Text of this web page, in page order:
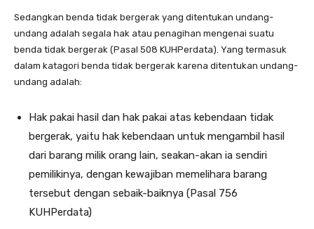
Sedangkan benda tidak bergerak yang ditentukan undang-
undang adalah segala hak atau penagihan mengenai suatu
benda tidak bergerak (Pasal 508 KUHPerdata). Yang termasuk
dalam katagori benda tidak bergerak karena ditentukan undang-
undang adalah:
Hak pakai hasil dan hak pakai atas kebendaan tidak
bergerak, yaitu hak kebendaan untuk mengambil hasil
dari barang milik orang lain, seakan-akan ia sendiri
pemilikinya, dengan kewajiban memelihara barang
tersebut dengan sebaik-baiknya (Pasal 756
KUHPerdata)